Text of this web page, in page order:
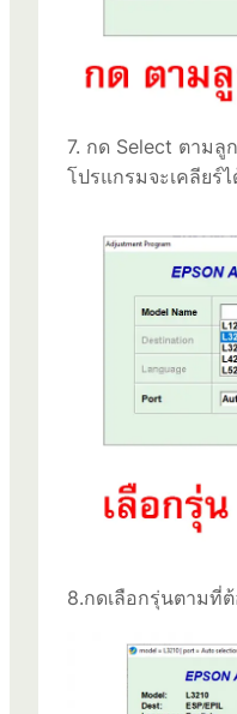
7. กด Select ตามลู
โปรแกรมจะเคลียร์
8.กดเลือกรุ่นตามที่